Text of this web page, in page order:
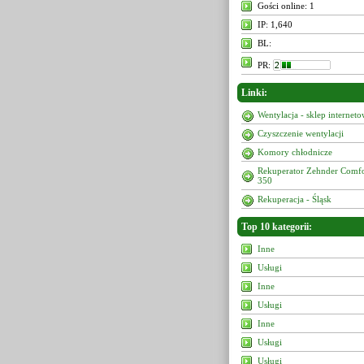
Gości online: 1
IP: 1,640
BL:
PR:
Linki:
Wentylacja - sklep
Czyszczenie wentylacji
Komory chłodnicze
Rekuperator Zehnder
350
Rekuperacja - Śląsk
Top 10 kategorii:
Inne
Usługi
Inne
Usługi
Inne
Usługi
Usługi